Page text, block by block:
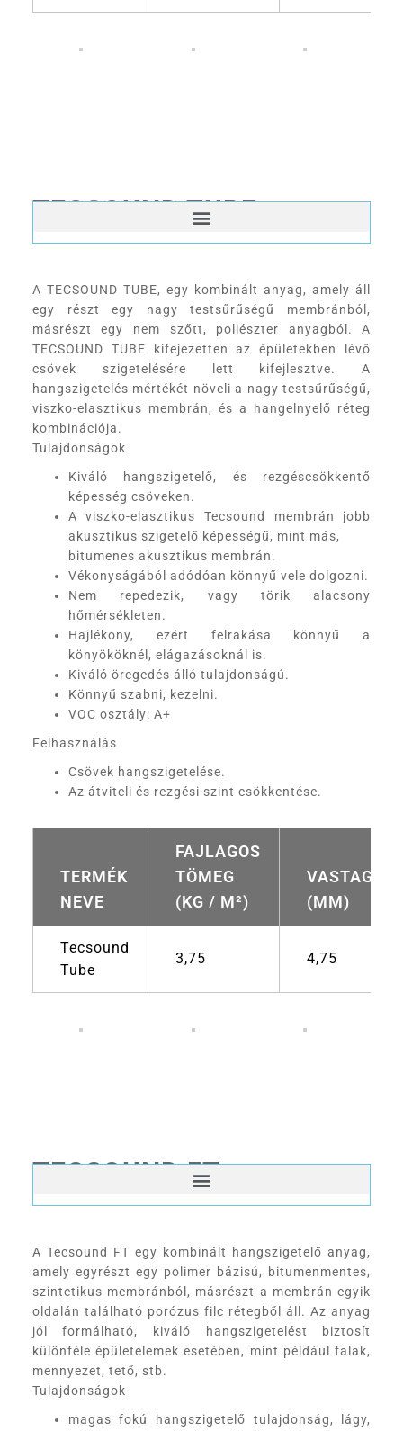
TECSOUND TUBE
A TECSOUND TUBE, egy kombinált anyag, amely áll
egy részt egy nagy testsűrűségű membránból,
másrészt egy nem szőtt, poliészter anyagból. A
TECSOUND TUBE kifejezetten az épületekben lévő
csövek szigetelésére lett kifejlesztve. A
hangszigetelés mértékét növeli a nagy testsűrűségű,
viszko-elasztikus membrán, és a hangelnyelő réteg
kombinációja.
Tulajdonságok
Kiváló hangszigetelő, és rezgéscsökkentő
képesség csöveken.
A viszko-elasztikus Tecsound membrán jobb
akusztikus szigetelő képességű, mint más,
bitumenes akusztikus membrán.
Vékonyságából adódóan könnyű vele dolgozni.
Nem repedezik, vagy törik alacsony
hőmérsékleten.
Hajlékony, ezért felrakása könnyű a
könyököknél, elágazásoknál is.
Kiváló öregedés álló tulajdonságú.
Könnyű szabni, kezelni.
VOC osztály: A+
Felhasználás
Csövek hangszigetelése.
Az átviteli és rezgési szint csökkentése.
TERMÉK
NEVE
FAJLAGOS
TÖMEG
(KG / M²)
(MM)
Tecsound
Tube
3,75 4,75
TECSOUND FT
A Tecsound FT egy kombinált hangszigetelő anyag,
amely egyrészt egy polimer bázisú, bitumenmentes,
szintetikus membránból, másrészt a membrán egyik
oldalán található porózus filc rétegből áll. Az anyag
jól formálható, kiváló hangszigetelést biztosít
különféle épületelemek esetében, mint például falak,
mennyezet, tető, stb.
Tulajdonságok
magas fokú hangszigetelő tulajdonság, lágy,